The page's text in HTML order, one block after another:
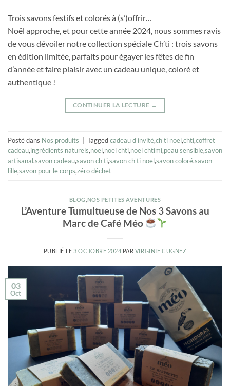
Trois savons festifs et colorés à (s’)offrir…
Noël approche, et pour cette année 2024, nous sommes ravis
de vous dévoiler notre collection spéciale Ch’ti : trois savons
en édition limitée, parfaits pour égayer les fêtes de fin
d’année et faire plaisir avec un cadeau unique, coloré et
authentique !
CONTINUER LA LECTURE →
Posté dans Nos produits Taggedcadeau d'invité,ch'ti noel,chti,coffret
cadeau,ingrédients naturels,noel,noel chti,noel chtimi,peau sensible,savon
artisanal,savon cadeau,savon ch'ti,savon ch'ti noel,savon coloré,savon
lille,savon pour le corps,zéro déchet
BLOG NOS PETITES AVENTURES
L’Aventure Tumultueuse de Nos 3 Savons au
Marc de Café Méo
PUBLIÉ LE 3 OCTOBRE 2024 PAR VIRGINIE CUGNEZ
03
Oct